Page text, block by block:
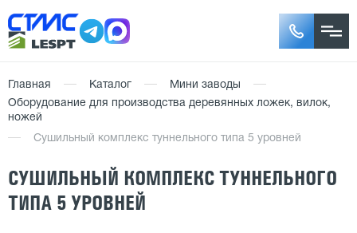
Главная Каталог
Мини заводы
Оборудование для производства деревянных ложек, вилок,
ножей
Сушильный комплекс туннельного типа 5 уровней
СУШИЛЬНЫЙ КОМПЛЕКС ТУННЕЛЬНОГО
ТИПА 5 УРОВНЕЙ